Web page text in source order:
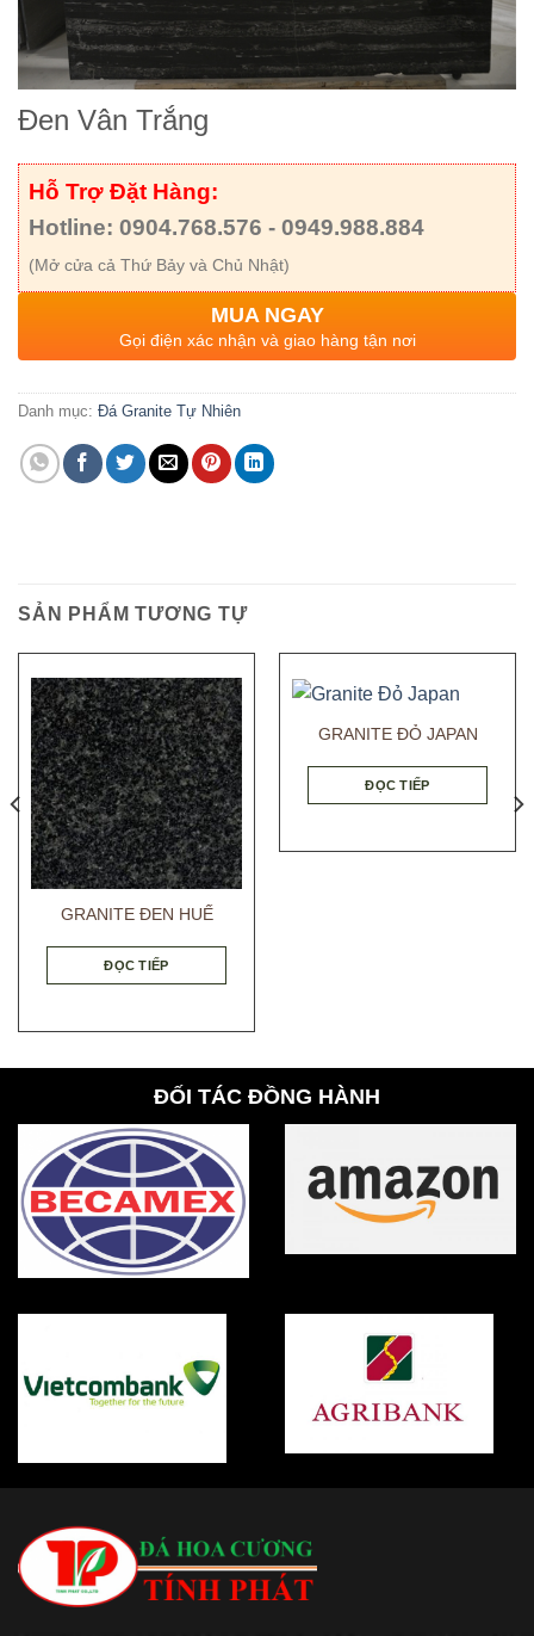
Đen Vân Trắng
Hỗ Trợ Đặt Hàng:
Hotline: 0904.768.576 - 0949.988.884
(Mở cửa cả Thứ Bảy và Chủ Nhật)
MUA NGAY
Gọi điện xác nhận và giao hàng tận nơi
Danh mục: Đá Granite Tự Nhiên
SẢN PHẨM TƯƠNG TỰ
GRANITE ĐEN HUẾ
ĐỌC TIẾP
GRANITE ĐỎ JAPAN
ĐỌC TIẾP
ĐỐI TÁC ĐỒNG HÀNH